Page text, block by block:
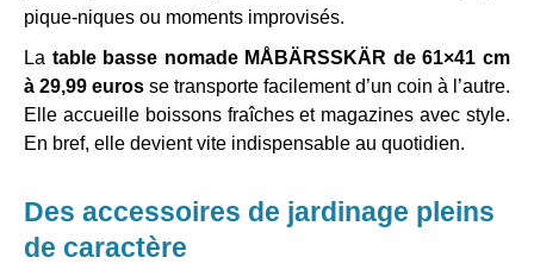
pique-niques ou moments improvisés.
La table basse nomade MÅBÄRSSKÄR de 61×41 cm
à 29,99 euros se transporte facilement d’un coin à l’autre.
Elle accueille boissons fraîches et magazines avec style.
En bref, elle devient vite indispensable au quotidien.
Des accessoires de jardinage pleins
de caractère